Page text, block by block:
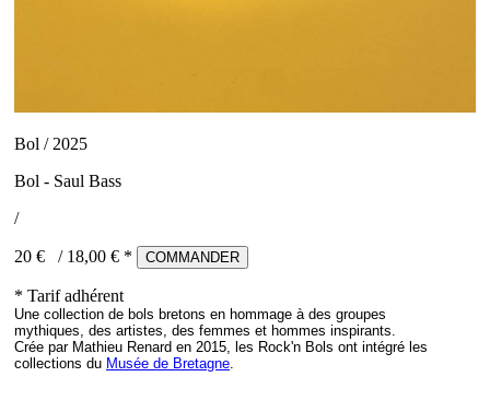
Bol / 2025
Bol - Saul Bass
/
20 € / 18,00 € * COMMANDER
* Tarif adhérent
Une collection de bols bretons en hommage à des groupes
mythiques, des artistes, des femmes et hommes inspirants.
Crée par Mathieu Renard en 2015, les Rock'n Bols ont intégré les
collections du Musée de Bretagne.